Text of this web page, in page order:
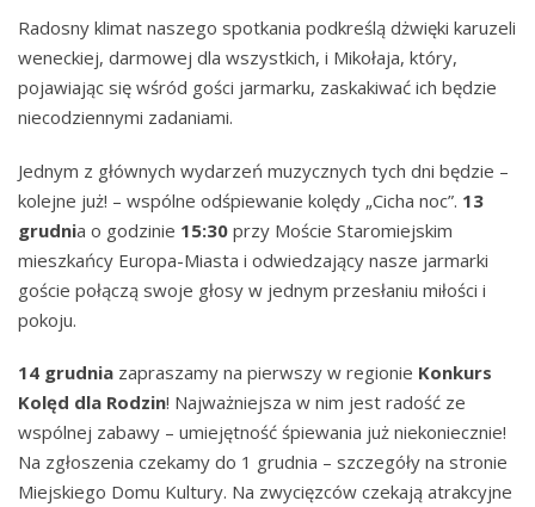
Radosny klimat naszego spotkania podkreślą dżwięki karuzeli
weneckiej, darmowej dla wszystkich, i Mikołaja, który,
pojawiając się wśród gości jarmarku, zaskakiwać ich będzie
niecodziennymi zadaniami.
Jednym z głównych wydarzeń muzycznych tych dni będzie –
kolejne już! – wspólne odśpiewanie kolędy „Cicha noc”. 13
grudnia o godzinie 15:30 przy Moście Staromiejskim
mieszkańcy Europa-Miasta i odwiedzający nasze jarmarki
goście połączą swoje głosy w jednym przesłaniu miłości i
pokoju.
14 grudnia zapraszamy na pierwszy w regionie Konkurs
Kolęd dla Rodzin! Najważniejsza w nim jest radość ze
wspólnej zabawy – umiejętność śpiewania już niekoniecznie!
Na zgłoszenia czekamy do 1 grudnia – szczegóły na stronie
Miejskiego Domu Kultury. Na zwycięzców czekają atrakcyjne